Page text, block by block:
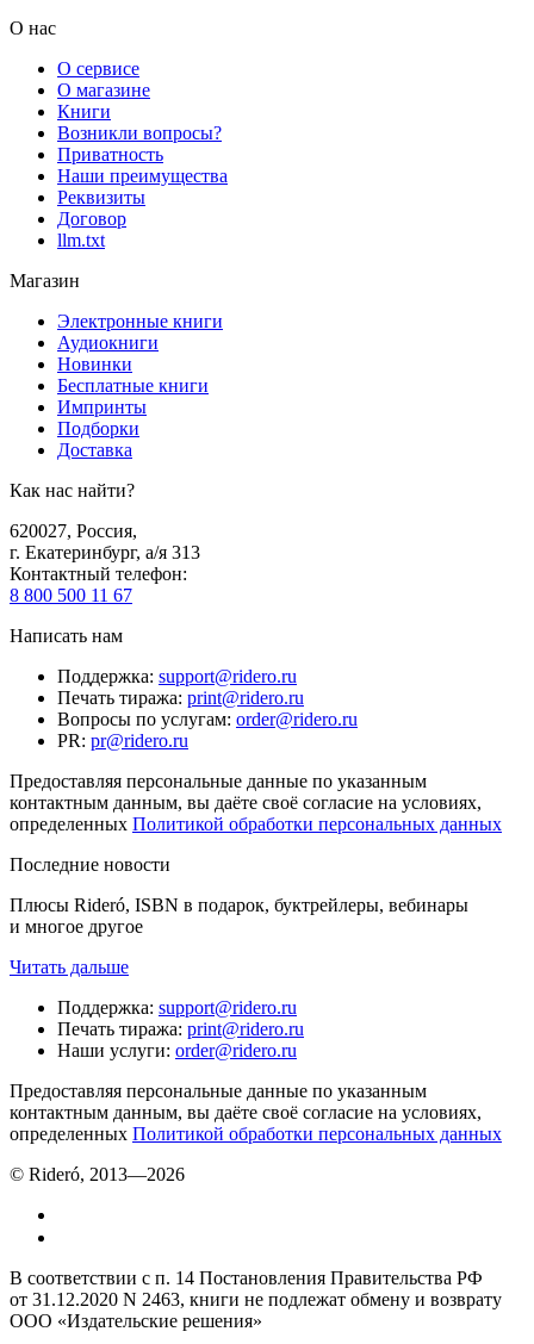
О нас
О сервисе
О магазине
Книги
Возникли вопросы?
Приватность
Наши преимущества
Реквизиты
Договор
llm.txt
Магазин
Электронные книги
Аудиокниги
Новинки
Бесплатные книги
Импринты
Подборки
Доставка
Как нас найти?
620027, Россия,
г. Екатеринбург, а/я 313
Контактный телефон:
8 800 500 11 67
Написать нам
Поддержка: support@ridero.ru
Печать тиража: print@ridero.ru
Вопросы по услугам: order@ridero.ru
PR: pr@ridero.ru
Предоставляя персональные данные по указанным
контактным данным, вы даёте своё согласие на условиях,
определенных Политикой обработки персональных данных
Последние новости
Плюсы Rideró, ISBN в подарок, буктрейлеры, вебинары
и многое другое
Читать дальше
Поддержка: support@ridero.ru
Печать тиража: print@ridero.ru
Наши услуги: order@ridero.ru
Предоставляя персональные данные по указанным
контактным данным, вы даёте своё согласие на условиях,
определенных Политикой обработки персональных данных
© Rideró, 2013—2026
В соответствии с п. 14 Постановления Правительства РФ
от 31.12.2020 N 2463, книги не подлежат обмену и возврату
ООО «Издательские решения»